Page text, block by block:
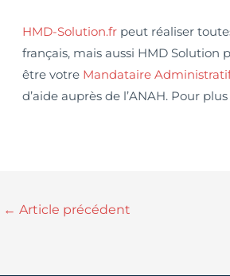
HMD-Solution.fr peut réaliser
français, mais aussi HMD Solution
être votre Mandataire
d’aide auprès de l’ANAH. Pour
← Article précédent